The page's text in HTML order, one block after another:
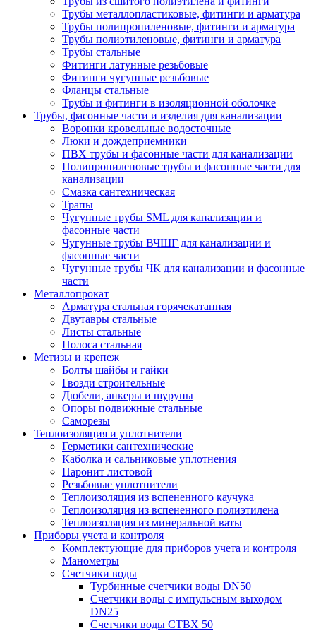
Трубы металлопластиковые, фитинги и арматура
Трубы полипропиленовые, фитинги и арматура
Трубы полиэтиленовые, фитинги и арматура
Трубы стальные
Фитинги латунные резьбовые
Фитинги чугунные резьбовые
Фланцы стальные
Трубы и фитинги в изоляционной оболочке
Трубы, фасонные части и изделия для канализации
Воронки кровельные водосточные
Люки и дождеприемники
ПВХ трубы и фасонные части для канализации
Полипропиленовые трубы и фасонные части для
канализации
Смазка сантехническая
Трапы
Чугунные трубы SML для канализации и
фасонные части
Чугунные трубы ВЧШГ для канализации и
фасонные части
Чугунные трубы ЧК для канализации и фасонные
части
Металлопрокат
Арматура стальная горячекатанная
Двутавры стальные
Листы стальные
Полоса стальная
Метизы и крепеж
Болты шайбы и гайки
Гвозди строительные
Дюбели, анкеры и шурупы
Опоры подвижные стальные
Саморезы
Теплоизоляция и уплотнители
Герметики сантехнические
Каболка и сальниковые уплотнения
Паронит листовой
Резьбовые уплотнители
Теплоизоляция из вспененного каучука
Теплоизоляция из вспененного полиэтилена
Теплоизоляция из минеральной ваты
Приборы учета и контроля
Комплектующие для приборов учета и контроля
Манометры
Счетчики воды
Турбинные счетчики воды DN50
Счетчики воды с импульсным выходом
DN25
Счетчики воды СТВХ 50